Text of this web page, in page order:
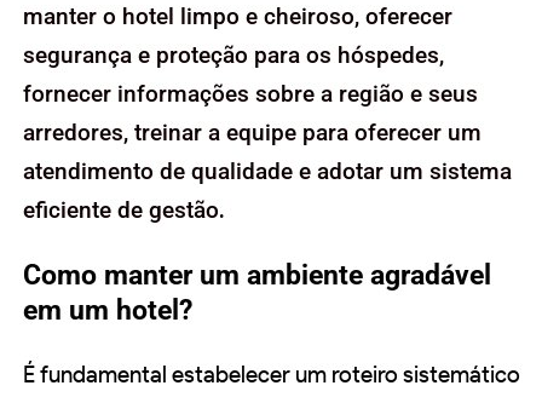
manter o hotel limpo e cheiroso, oferecer
segurança e proteção para os hóspedes,
fornecer informações sobre a região e seus
arredores, treinar a equipe para oferecer um
atendimento de qualidade e adotar um sistema
eficiente de gestão.
Como manter um ambiente agradável
em um hotel?
É fundamental estabelecer um roteiro sistemático